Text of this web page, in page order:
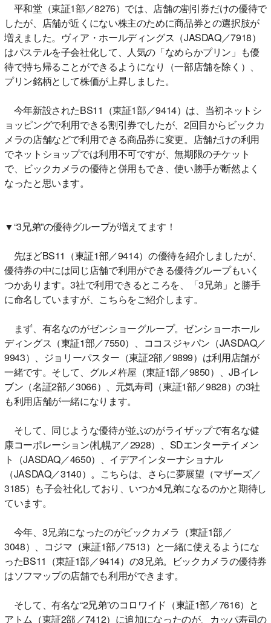
平和堂（東証1部／8276）では、店舗の割引券だけの優待で
したが、店舗が近くにない株主のために商品券との選択肢が
増えました。ヴィア・ホールディングス（JASDAQ／7918）
はパステルを子会社化して、人気の「なめらかプリン」も優
待で持ち帰ることができるようになり（一部店舗を除く）、
プリン銘柄として株価が上昇しました。
今年新設されたBS11（東証1部／9414）は、当初ネットシ
ョッピングで利用できる割引券でしたが、2回目からビックカ
メラの店舗などで利用できる商品券に変更。店舗だけの利用
でネットショップでは利用不可ですが、無期限のチケット
で、ビックカメラの優待と併用もでき、使い勝手が断然よく
なったと思います。
▼“3兄弟”の優待グループが増えてます！
先ほどBS11（東証1部／9414）の優待を紹介しましたが、
優待券の中には同じ店舗で利用ができる優待グループもいく
つかあります。3社で利用できるところを、「3兄弟」と勝手
に命名していますが、こちらをご紹介します。
まず、有名なのがゼンショーグループ。ゼンショーホール
ディングス（東証1部／7550）、ココスジャパン（JASDAQ／
9943）、ジョリーパスター（東証2部／9899）は利用店舗が
一緒です。そして、グルメ杵屋（東証1部／9850）、JBイレ
ブン（名証2部／3066）、元気寿司（東証1部／9828）の3社
も利用店舗が一緒になります。
そして、同じような優待が並ぶのがライザップで有名な健
康コーポレーション(札幌ア／2928）、SDエンターテイメン
ト（JASDAQ／4650）、イデアインターナショナル
（JASDAQ／3140）。こちらは、さらに夢展望（マザーズ／
3185）も子会社化しており、いつか4兄弟になるのかと期待し
ています。
今年、3兄弟になったのがビックカメラ（東証1部／
3048）、コジマ（東証1部／7513）と一緒に使えるようにな
ったBS11（東証1部／9414）の3兄弟。ビックカメラの優待券
はソフマップの店舗でも利用ができます。
そして、有名な“2兄弟”のコロワイド（東証1部／7616）と
アトム（東証2部／7412）に追加になったのが、カッパ寿司の